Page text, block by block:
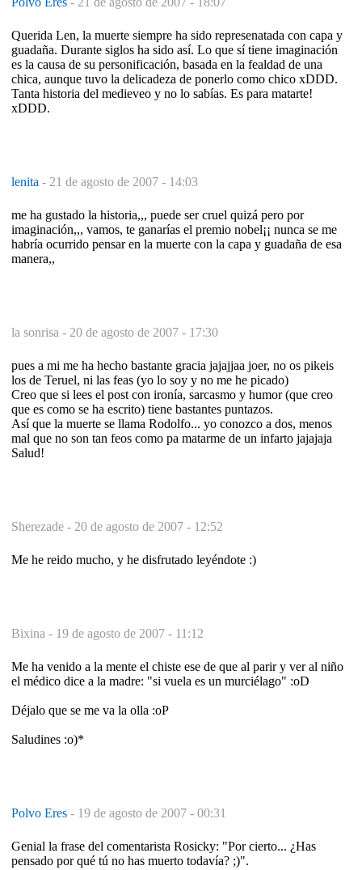
Querida Len, la muerte siempre ha sido represenatada con capa y
guadaña. Durante siglos ha sido así. Lo que sí tiene imaginación
es la causa de su personificación, basada en la fealdad de una
chica, aunque tuvo la delicadeza de ponerlo como chico xDDD.
Tanta historia del medieveo y no lo sabías. Es para matarte!
xDDD.
lenita - 21 de agosto de 2007 - 14:03
me ha gustado la historia,,, puede ser cruel quizá pero por
imaginación,,, vamos, te ganarías el premio nobel¡¡ nunca se me
habría ocurrido pensar en la muerte con la capa y guadaña de esa
manera,,
la sonrisa - 20 de agosto de 2007 - 17:30
pues a mi me ha hecho bastante gracia jajajjaa joer, no os pikeis
los de Teruel, ni las feas (yo lo soy y no me he picado)
Creo que si lees el post con ironía, sarcasmo y humor (que creo
que es como se ha escrito) tiene bastantes puntazos.
Así que la muerte se llama Rodolfo... yo conozco a dos, menos
mal que no son tan feos como pa matarme de un infarto jajajaja
Salud!
Sherezade - 20 de agosto de 2007 - 12:52
Me he reido mucho, y he disfrutado leyéndote :)
Bixina - 19 de agosto de 2007 - 11:12
Me ha venido a la mente el chiste ese de que al parir y ver al niño
el médico dice a la madre: "si vuela es un murciélago" :oD
Déjalo que se me va la olla :oP
Saludines :o)*
Polvo Eres - 19 de agosto de 2007 - 00:31
Genial la frase del comentarista Rosicky: "Por cierto... ¿Has
pensado por qué tú no has muerto todavía? ;)".